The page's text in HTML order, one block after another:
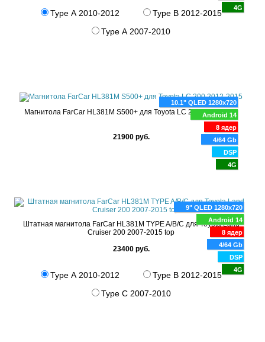
4G
Type A 2010-2012
Type B 2012-2015
Type A 2007-2010
10.1" QLED 1280x720
Android 14
8 ядер
4/64 Gb
DSP
4G
Магнитола FarCar HL381M S500+ для Toyota LC 200 2012-2015
21900 руб.
9" QLED 1280x720
Android 14
8 ядер
4/64 Gb
DSP
4G
Штатная магнитола FarCar HL381M TYPE A/B/C для Toyota Land
Cruiser 200 2007-2015 top
23400 руб.
Type A 2010-2012
Type B 2012-2015
Type С 2007-2010